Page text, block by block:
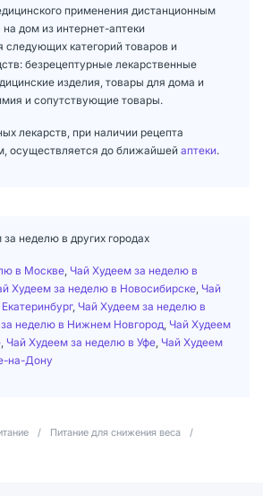
применения дистанционным
дом из интернет-аптеки
следующих категорий товаров и
безрецептурные лекарственные
изделия, товары для дома и
и сопутствующие товары.
лекарств, при наличии рецепта
осуществляется до ближайшей аптеки.
неделю в других городах
в Москве Чай Худеем за неделю в
Худеем за неделю в Новосибирске Чай
, Чай Худеем за неделю в
неделю в Нижнем Новгород Чай Худеем
Чай Худеем за неделю в Уфе Чай Худеем
на-Дону
/ Питание для снижения веса
/